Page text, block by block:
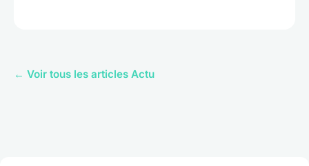
← Voir tous les articles Actu